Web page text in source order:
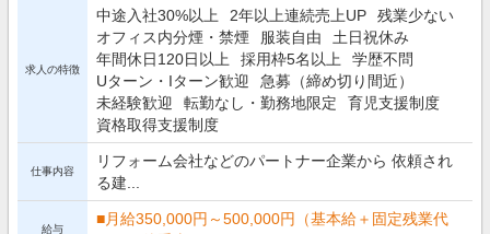
求人の特徴
中途入社30%以上 2年以上連続売上UP
残業少ない
オフィス内分煙・禁煙
服装自由
土日祝休み
年間休日120日以上
採用枠5名以上
学歴不問
Uターン・Iターン歓迎
急募（締め切り間近）
未経験歓迎
転勤なし・勤務地限定
育児支援制度
資格取得支援制度
仕事内容
リフォーム会社などのパートナー企業から 依頼され
る建...
給与
■月給350,000円～500,000円（基本給＋固定残業代